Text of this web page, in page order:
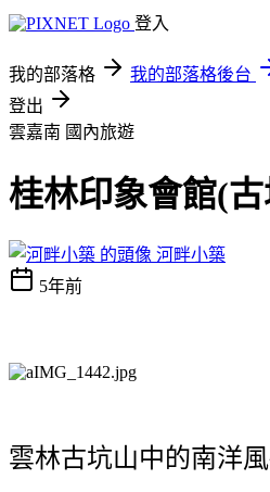
登入
我的部落格 我的部落格後台
登出
雲嘉南 國內旅遊
桂林印象會館(
河畔小築
5年前
雲林古坑山中的南洋